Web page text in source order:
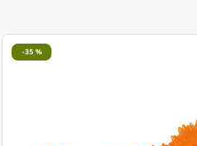
-35 %